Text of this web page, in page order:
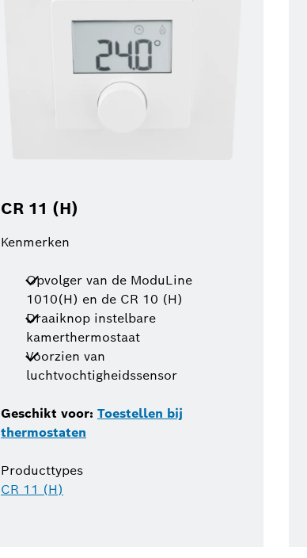
CR 11 (H)
Kenmerken
Opvolger van de ModuLine
1010(H) en de CR 10 (H)
Draaiknop instelbare
kamerthermostaat
Voorzien van
luchtvochtigheidssensor
Geschikt voor: Toestellen bij
thermostaten
Producttypes
CR 11 (H)